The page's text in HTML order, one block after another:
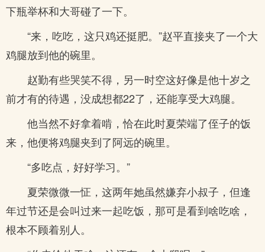
下瓶举杯和大哥碰了一下。
“来，吃吃，这只鸡还挺肥。”赵平直接夹了一个大
鸡腿放到他的碗里。
赵勤有些哭笑不得，另一时空这好像是他十岁之
前才有的待遇，没成想都22了，还能享受大鸡腿。
他当然不好拿着啃，恰在此时夏荣端了侄子的饭
来，他便将鸡腿夹到了阿远的碗里。
“多吃点，好好学习。”
夏荣微微一怔，这两年她虽然嫌弃小叔子，但逢
年过节还是会叫过来一起吃饭，那可是看到啥吃啥，
根本不顾着别人。